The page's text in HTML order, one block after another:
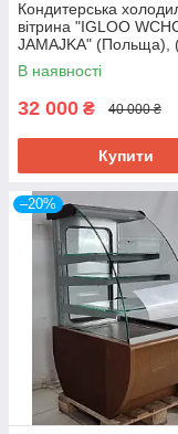
Кондитерська
вітрина "IGLOO
JAMAJKA" (Польща),
+8°), 0.7 м., викладка
Б/у
В наявності
32 000 ₴ 40 000 ₴
Купити
–20%